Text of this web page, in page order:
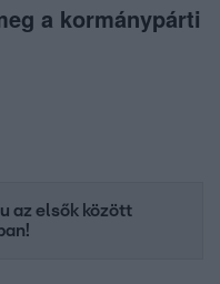
a kormánypárti
az elsők között